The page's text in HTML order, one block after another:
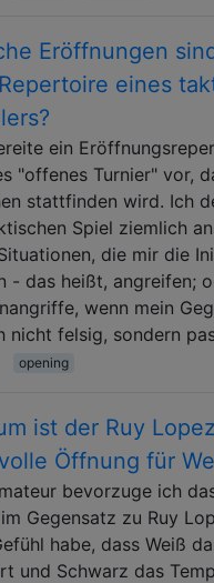
Eröffnungen
eines
ein
"offenes Turnier" vor,
stattfinden wird. Ich
Spiel ziemlich
die mir die
- das heißt, angreifen;
wenn mein
nicht felsig, sondern
opening
ist der Ruy
Öffnung für
bevorzuge ich
Gegensatz zu Ruy
habe, dass Weiß
und Schwarz das